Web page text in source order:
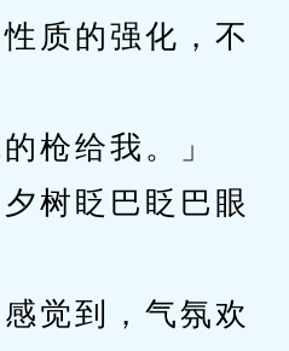
质的强化，不
给我。」
眨巴眨巴眼
到，气氛欢